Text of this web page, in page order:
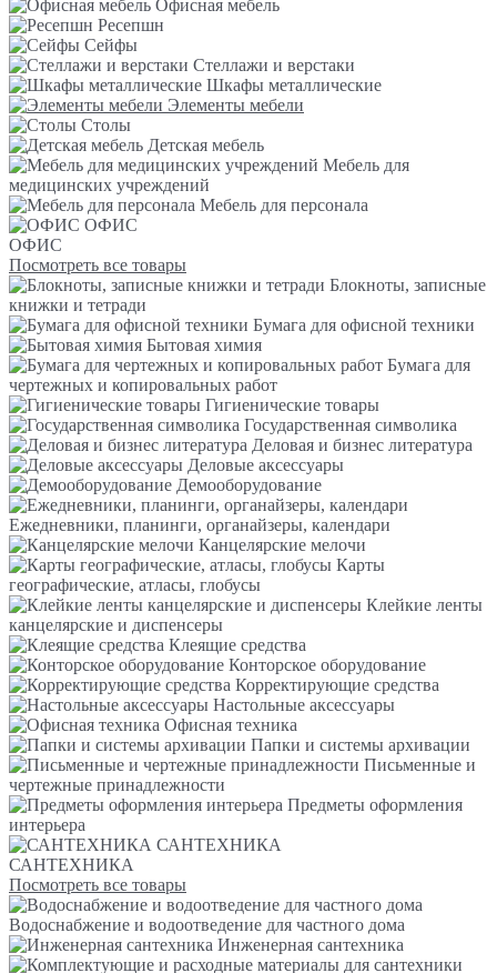
Офисная мебель
Ресепшн
Сейфы
Стеллажи и верстаки
Шкафы металлические
Элементы мебели
Столы
Детская мебель
Мебель для
медицинских учреждений
Мебель для персонала
ОФИС
ОФИС
Посмотреть все товары
Блокноты, записные
книжки и тетради
Бумага для офисной техники
Бытовая химия
Бумага для
чертежных и копировальных работ
Гигиенические товары
Государственная символика
Деловая и бизнес литература
Деловые аксессуары
Демооборудование
Ежедневники, планинги, органайзеры, календари
Канцелярские мелочи
Карты
географические, атласы, глобусы
Клейкие ленты
канцелярские и диспенсеры
Клеящие средства
Конторское оборудование
Корректирующие средства
Настольные аксессуары
Офисная техника
Папки и системы архивации
Письменные и
чертежные принадлежности
Предметы оформления
интерьера
САНТЕХНИКА
САНТЕХНИКА
Посмотреть все товары
Водоснабжение и водоотведение для частного дома
Инженерная сантехника